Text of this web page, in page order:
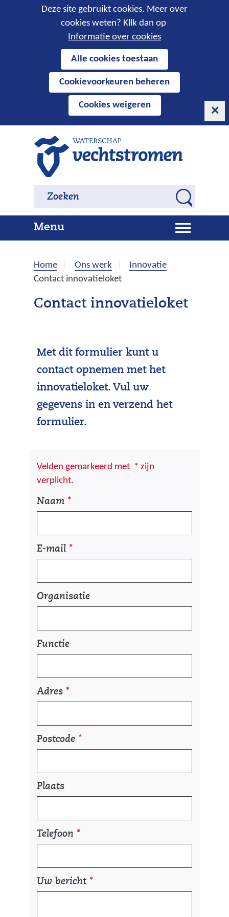
Cookies
toestaan?
Deze site gebruikt cookies. Meer over
cookies weten? Kllk dan op
Informatie over cookies
cookies
deze
website
worden
toegestaan
geweigerd.
Alle cookies toestaan
Cookievoorkeuren beheren
Cookies weigeren
naar
o
e
k
e
n
Zoeken Zoeken
MenuU
i
l
p
Home Ons werk
Innovatie
Contact innovatieloket
Contact innovatieloket
Met dit formulier kunt u
contact opnemen met het
innovatieloket. Vul uw
gegevens in en verzend het
formulier.
Velden gemarkeerd met * zijn
verplicht.
e
g
e
n
Naam*
E-mail*
Organisatie
Functie
Adres*
Postcode*
Plaats
Telefoon *
Uw bericht*